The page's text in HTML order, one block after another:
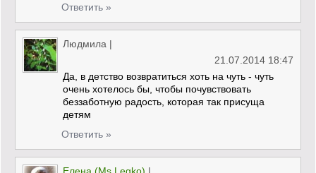
Ответить »
Людмила |
21.07.2014 18:47
Да, в детство возвратиться хоть на чуть - чуть
очень хотелось бы, чтобы почувствовать
беззаботную радость, которая так присуща
детям
Ответить »
Елена (Ms Legko) |